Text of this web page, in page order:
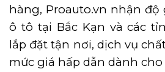
hàng, Proauto.vn nhận độ
ô tô tại Bắc Kạn và các
lắp đặt tận nơi, dịch vụ
mức giá hấp dẫn dành